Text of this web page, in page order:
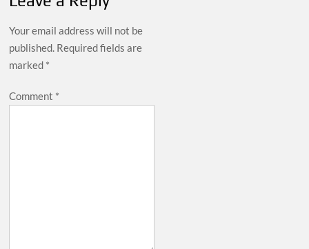
Your email address will not be
published. Required fields are
marked *
Comment *